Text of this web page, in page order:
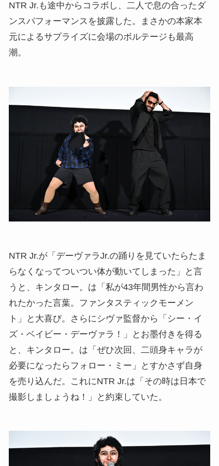
NTR Jr.も途中からコラボし、二人で息の合ったダ
ンスパフォーマンスを披露した。まさかの本家本
元によるサプライズに会場のボルテージも最高
潮。
NTR Jr.が「デーヴァラJr.の踊りを見ていたらたま
らなくなってついつい体が動いてしまった」と言
うと、キンタロー。は「私が43年間男性から言わ
れたかった言葉。ファンタスティックモーメン
ト」と大喜び。さらにシヴァ監督から「シー・イ
ズ・ベイビー・デーヴァラ！」とお墨付きを得る
と、キンタロー。は「ぜひ次回、二頭身キャラが
必要になったらフォロー・ミー」とすかさず自身
を売り込んだ。これにNTR Jr.は「その時は日本で
撮影しましょうね！」と約束していた。